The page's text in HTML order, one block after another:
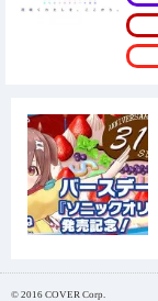
© 2016 COVER Corp.